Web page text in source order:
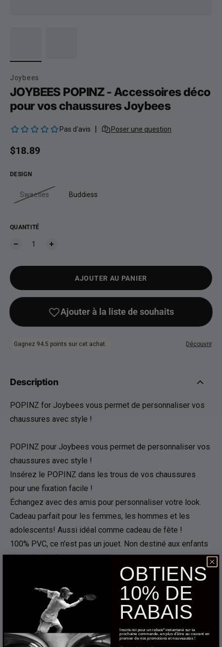
Joybees
JOYBEES POPINZ - Accessoires déco
pour vos chaussures Joybees
Prix habituel
$18.89
DESIGN
Sweeties Buddiess
QUANTITÉ
AJOUTER AU PANIER
Description
POPINZ for Joybees vous permet de personnaliser vos
chaussures avec style !
POPINZ pour Joybees vous permet de personnaliser vos
chaussures avec style !
Insérez le POPINZ dans les trous de vos chaussures
pour une fixation facile !
Échangez avec des amis pour personnaliser votre look.
Cadeau parfait pour les femmes, les hommes et les
adolescents! Aussi idéal comme cadeau de fête !
100% PVC, ce n'est pas un jouet. Non destiné aux enfants
de moins de 3 ans.
: Super-héros, dinosaures, camions monstres et
espace ? Ce pack les contient tous pour personnaliser
votre paire de chaussures Joybees.
SWEETIES: Une poignée de favoris pour personnaliser la
paire de chaussures Joybees de votre chéri.
OBTIENS
10% DE
RABAIS
Inscris-toi pour un rabais* instantané sur ta
prochaine commande, en plus d'être au courant en
premier de nos promotions et nouveautés !